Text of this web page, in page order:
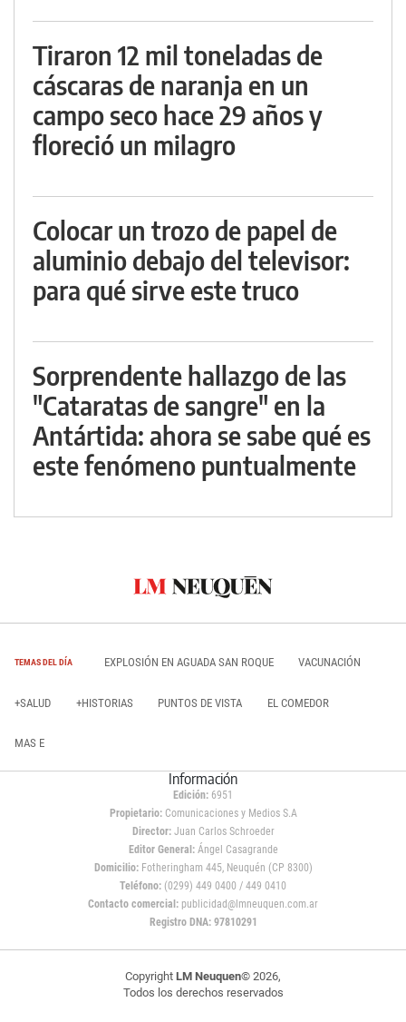
Tiraron 12 mil toneladas de
cáscaras de naranja en un
campo seco hace 29 años y
floreció un milagro
Colocar un trozo de papel de
aluminio debajo del televisor:
para qué sirve este truco
Sorprendente hallazgo de las
"Cataratas de sangre" en la
Antártida: ahora se sabe qué es
este fenómeno puntualmente
TEMAS DEL DÍA EXPLOSIÓN EN AGUADA SAN ROQUE VACUNACIÓN
+SALUD +HISTORIAS PUNTOS DE VISTA EL COMEDOR
MAS E
Información
Edición: 6951
Propietario:Comunicaciones y Medios S.A
Director: Juan Carlos Schroeder
Editor General:Ángel Casagrande
Domicilio:Fotheringham 445, Neuquén (CP 8300)
Teléfono: (0299) 449 0400 / 449 0410
Contacto comercial: publicidad@lmneuquen.com.ar
Registro DNA: 97810291
Copyright LM Neuquen© 2026,
Todos los derechos reservados